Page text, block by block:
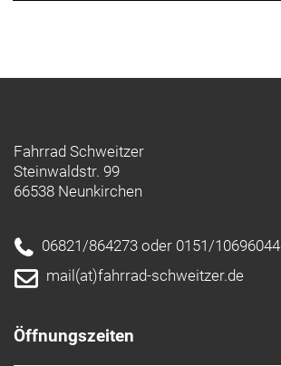
Fahrrad Schweitzer
Steinwaldstr. 99
66538 Neunkirchen
06821/864273 oder 0151/10696044
mail(at)fahrrad-schweitzer.de
Öffnungszeiten